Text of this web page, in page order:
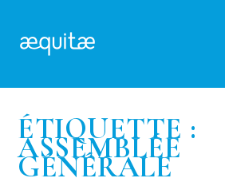
ÉTIQUETTE :
ASSEMBLÉE
GÉNÉRALE